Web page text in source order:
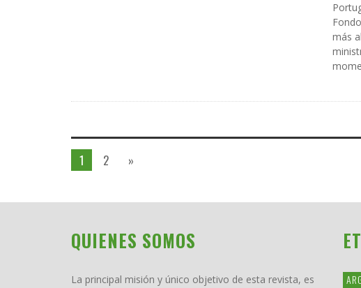
más
1 2 »
QUIENES SOMOS
La principal misión y único objetivo de esta revista, es